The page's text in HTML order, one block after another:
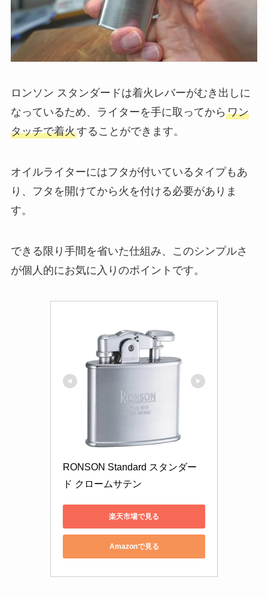
ロンソン スタンダードは着火レバーがむき出しに
なっているため、ライターを手に取ってから ワン
タッチで着火することができます。
オイルライターにはフタが付いているタイプもあ
り、フタを開けてから火を付ける必要がありま
す。
できる限り手間を省いた仕組み、このシンプルさ
が個人的にお気に入りのポイントです。
RONSON Standard スタンダー
ド クロームサテン
楽天市場で見る
Amazonで見る